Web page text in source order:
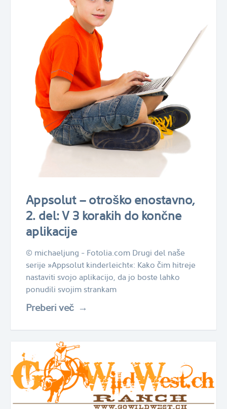
Appsolut – otroško enostavno,
2. del: V 3 korakih do končne
aplikacije
© michaeljung - Fotolia.com Drugi del naše
serije »Appsolut kinderleicht«: Kako čim hitreje
nastaviti svojo aplikacijo, da jo boste lahko
ponudili svojim strankam
Preberi več